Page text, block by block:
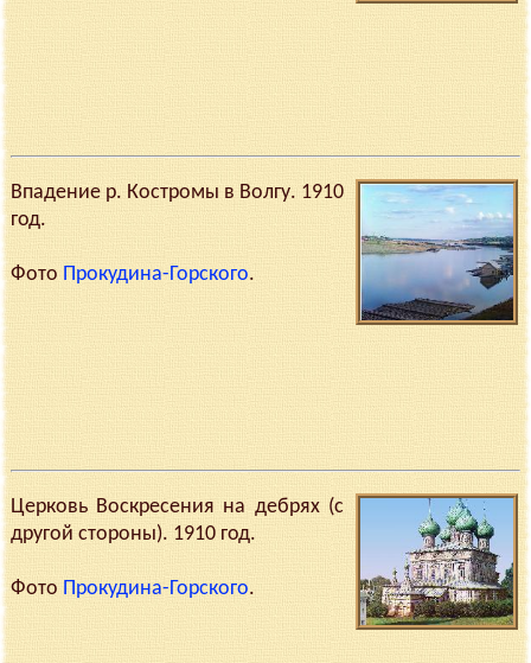
Впадение р. Костромы в Волгу. 1910
год.
Фото Прокудина-Горского.
Церковь Воскресения на дебрях (с
другой стороны). 1910 год.
Фото Прокудина-Горского.